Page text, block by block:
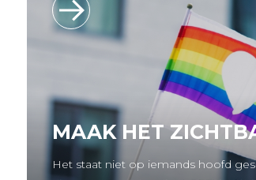
MAAK HET
Het staat niet op iemands hoofd